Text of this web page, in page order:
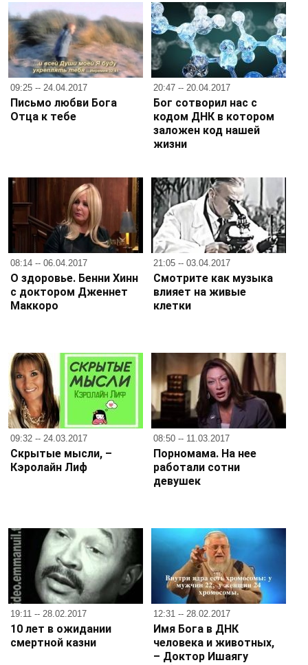
09:25 -- 24.04.2017
Письмо любви Бога
Отца к тебе
20:47 -- 20.04.2017
Бог сотворил нас с
кодом ДНК в котором
заложен код нашей
жизни
08:14 -- 06.04.2017
О здоровье. Бенни Хинн
с доктором Дженнет
Маккоро
21:05 -- 03.04.2017
Смотрите как музыка
влияет на живые
клетки
09:32 -- 24.03.2017
Скрытые мысли, –
Кэролайн Лиф
08:50 -- 11.03.2017
Порномама. На нее
работали сотни
девушек
19:11 -- 28.02.2017
10 лет в ожидании
смертной казни
12:31 -- 28.02.2017
Имя Бога в ДНК
человека и животных,
– Доктор Ишаягу